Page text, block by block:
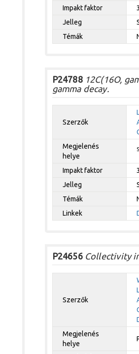
Impakt faktor
Jelleg
Témák
P2478812C(16O,
gamma decay.
Szerzők
Megjelenés
helye
Impakt faktor
Jelleg
Témák
Linkek
P24656Collectivity
Szerzők
Megjelenés
helye